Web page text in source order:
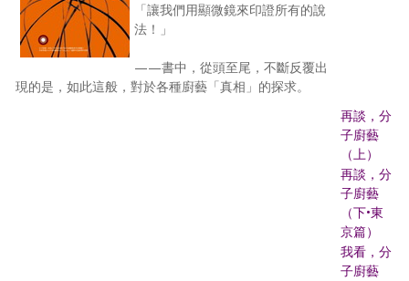
「讓我們用顯微鏡來印證所有的說
法！」
——書中，從頭至尾，不斷反覆出
現的是，如此這般，對於各種廚藝「真相」的探求。
再談，分
子廚藝
（上）
再談，分
子廚藝
（下•東
京篇）
我看，分
子廚藝